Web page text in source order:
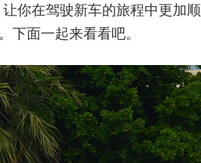
让你在驾驶新车的旅程中更加顺
下面一起来看看吧。